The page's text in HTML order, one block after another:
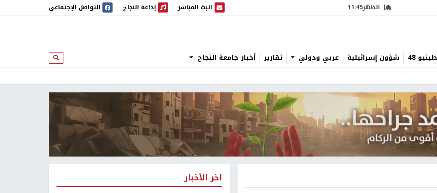
الظهر11:45 البث المباشر
البث المباشر إذاعة النجاح
إذاعة النجاح التواصل الإجتماعي
48 شؤون إسرائيلية عربي ودولي تقارير أخبار جامعة النجاح ابحث
اخر الأخبار